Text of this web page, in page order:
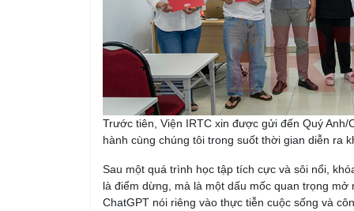
Trước tiên, Viện IRTC xin được gửi đến Quý
hành cùng chúng tôi trong suốt thời gian diễn ra
Sau một quá trình học tập tích cực và sôi nổi,
là điểm dừng, mà là một dấu mốc quan trọng
ChatGPT nói riêng vào thực tiễn cuộc sống và